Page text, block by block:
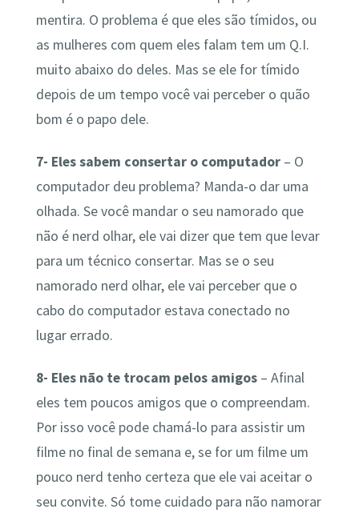
mentira. O problema é que eles são tímidos, ou
as mulheres com quem eles falam tem um Q.I.
muito abaixo do deles. Mas se ele for tímido
depois de um tempo você vai perceber o quão
bom é o papo dele.
7- Eles sabem consertar o computador– O
computador deu problema? Manda-o dar uma
olhada. Se você mandar o seu namorado que
não é nerd olhar, ele vai dizer que tem que levar
para um técnico consertar. Mas se o seu
namorado nerd olhar, ele vai perceber que o
cabo do computador estava conectado no
lugar errado.
8- Eles não te trocam pelos amigos– Afinal
eles tem poucos amigos que o compreendam.
Por isso você pode chamá-lo para assistir um
filme no final de semana e, se for um filme um
pouco nerd tenho certeza que ele vai aceitar o
seu convite. Só tome cuidado para não namorar